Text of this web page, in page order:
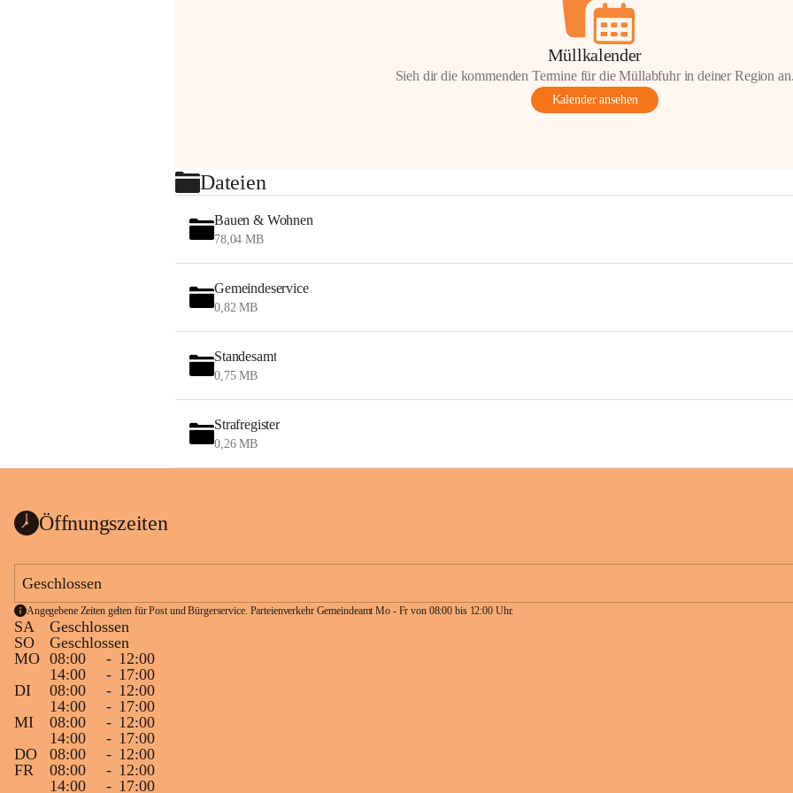
Müllkalender
Sieh dir die kommenden Termine für die Müllabfuhr in deiner Region
Kalender ansehen
Dateien
Bauen & Wohnen
78,04 MB
Gemeindeservice
0,82 MB
Standesamt
0,75 MB
Strafregister
0,26 MB
Öffnungszeiten
Geschlossen
Angegebene Zeiten gelten für Post und Bürgerservice. Parteienverkehr Gemeindeamt Mo - Fr von 08:00 bis 12:00 Uhr.
SA
Geschlossen
SO
Geschlossen
MO 08:00 - 12:00
14:00
- 17:00
DI
08:00 - 12:00
14:00
- 17:00
MI
08:00 - 12:00
14:00
- 17:00
DO
08:00 - 12:00
FR
08:00 - 12:00
14:00
- 17:00